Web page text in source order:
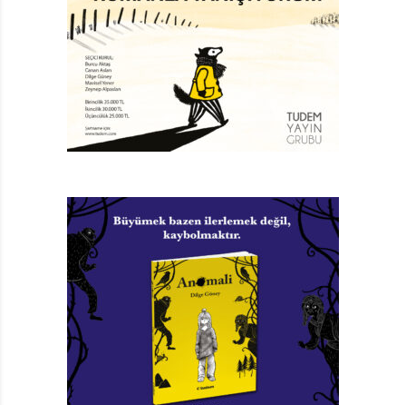
Leo’nun her şeye getirdiği bu basit çözüm pek
çoğumuzda, “Ama benim yapacak çok işim var! Başka
şeye vaktim yok!” haykırışlarıyla karşılık bulacaktır
muhakkak. Fakat sorun da bu ya zaten. Eserin usta
yazarı ve çizeri Peter H. Reynolds, bu küçücük kitapta
bize, kendi tecrübesinden yola çıkarak vurucu bir
cevap veriyor. Katıldığı bir zaman yönetimi seminerinin,
bir iş programına soktuğu fark etmesi bu kitabın ilham
kaynağı oluyor. Anlayacağınız Reynolds, hem iş
yoğunluğuna dair itirazlarımızı hem de Leo ile
paylaştığımız dileği, en az bizim kadar tecrübe etmiş bir
Sanki klasik “İki elin sesi var. Bir elin nesi var?”
sorusunun yanıtı Benden Bir Tane Daha Olsa’da saklı.
Kitap, hafta sonları kurslarla, derslerle ve aktivitelerle
hınca hınç doldurulmuş çocuklar kadar sevdiklerine